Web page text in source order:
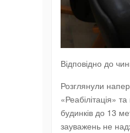
Відповідно до
Розглянули
«Реабілітація»
будинків до 13
зауважень не